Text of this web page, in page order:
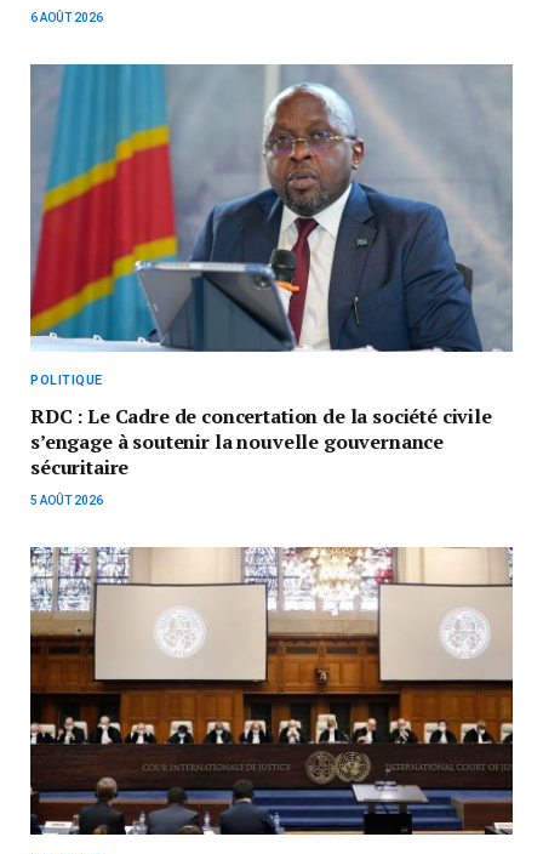
6 AOÛT 2026
POLITIQUE
RDC : Le Cadre de concertation de la société civile
s’engage à soutenir la nouvelle gouvernance
sécuritaire
5 AOÛT 2026